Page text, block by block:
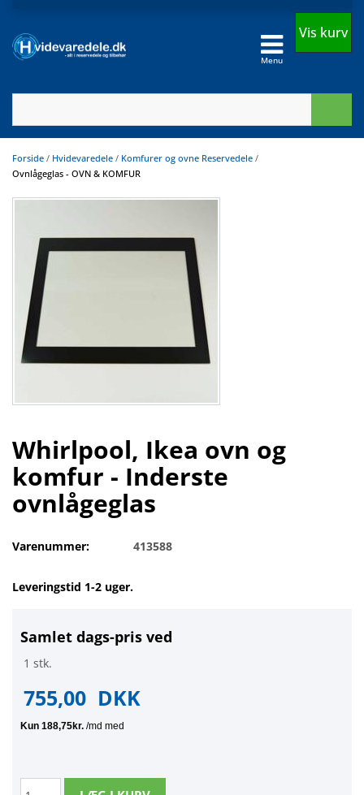
Menu
Vis kurv
Forside / Hvidevaredele / Komfurer og ovne Reservedele /
Ovnlågeglas - OVN & KOMFUR
Whirlpool, Ikea ovn og
komfur - Inderste
ovnlågeglas
Varenummer: 413588
Leveringstid 1-2 uger.
Samlet dags-pris ved
1 stk.
755,00 DKK